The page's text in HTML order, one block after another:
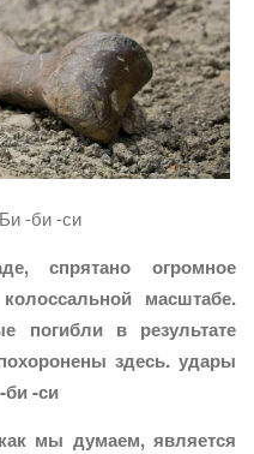
-би -си
спрятано огромное
масштабе.
погибли в результате
здесь. удары
-си
мы думаем, является